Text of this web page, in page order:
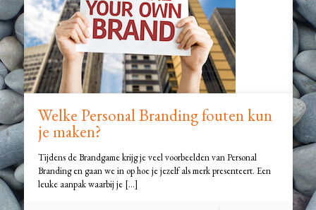
Welke Personal Branding fouten kun
je maken?
Tijdens de Brandgame krijg je veel voorbeelden van Personal
Branding en gaan we in op hoe je jezelf als merk presenteert. Een
leuke aanpak waarbij je[…]